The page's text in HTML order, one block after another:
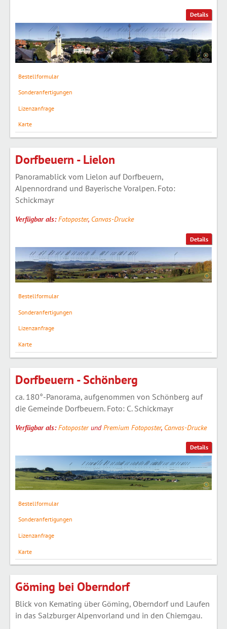
Details
Bestellformular
Sonderanfertigungen
Lizenzanfrage
Karte
Details
Dorfbeuern - Lielon
Panoramablick vom Lielon auf Dorfbeuern,
Alpennordrand und Bayerische Voralpen. Foto:
Schickmayr
Verfügbar als:Fotoposter, Canvas-Drucke
Bestellformular
Sonderanfertigungen
Lizenzanfrage
Karte
Details
Dorfbeuern - Schönberg
ca. 180°-Panorama, aufgenommen von Schönberg auf
die Gemeinde Dorfbeuern. Foto: C. Schickmayr
Verfügbar als:FotoposterundPremium Fotoposter, Canvas-Drucke
Bestellformular
Sonderanfertigungen
Lizenzanfrage
Karte
Göming bei Oberndorf
Blick von Kemating über Göming, Oberndorf und Laufen
in das Salzburger Alpenvorland und in den Chiemgau.